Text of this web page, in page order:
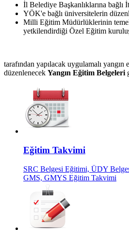
İl Belediye Başkanlıklarına
YÖK'e bağlı üniversitelerin
Milli Eğitim Müdürlüklerinin
yetkilendirdiği Özel Eğitim
tarafından yapılacak uygulamalı
düzenlenecek Yangın Eğitim Belgeleri
Eğitim Takvimi
SRC Belgesi Eğitimi, ÜDY
GMS, GMYS Eğitim Takvimi